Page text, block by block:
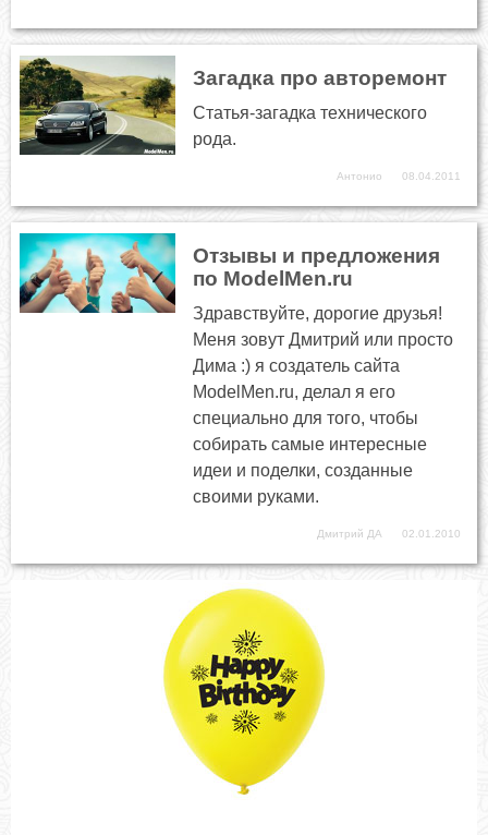
Загадка про авторемонт
Статья-загадка технического
рода.
Антонио 08.04.2011
Отзывы и предложения
по ModelMen.ru
Здравствуйте, дорогие друзья!
Меня зовут Дмитрий или просто
Дима :) я создатель сайта
ModelMen.ru, делал я его
специально для того, чтобы
собирать самые интересные
идеи и поделки, созданные
своими руками.
Дмитрий ДА 02.01.2010